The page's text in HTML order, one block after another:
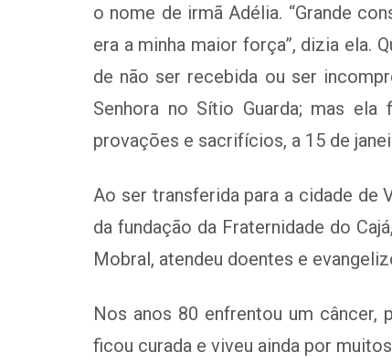
o nome de irmã Adélia. “Grande
era a minha maior força”, dizia ela.
de não ser recebida ou ser
Senhora no Sítio Guarda; mas
provações e sacrifícios, a 15 de
Ao ser transferida para a cidade de
da fundação da Fraternidade do
Mobral, atendeu doentes e
Nos anos 80 enfrentou um câncer,
ficou curada e viveu ainda por